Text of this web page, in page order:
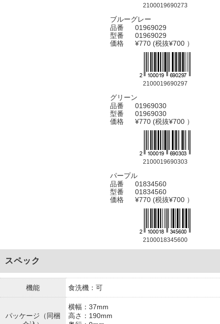
2100019690273
ブルーグレー
品番
01969029
型番
01969029
価格
¥770 (税抜¥700 ）
2100019690297
グリーン
品番
01969030
型番
01969030
価格
¥770 (税抜¥700 ）
2100019690303
パープル
品番
01834560
型番
01834560
価格
¥770 (税抜¥700 ）
2100018345600
スペック
機能 食洗機：可
パッケージ（同梱
横幅：37mm
高さ：190mm